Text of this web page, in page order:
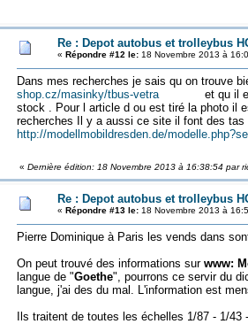
Re : Depot autobus et trolleybus
« Répondre #12 le:18 Novembre 2013 à
Dans mes recherches je sais
shop.cz/masinky/tbus-vetraet qu il est en
stock . Pour l article d ou est tiré la photo il
recherches Il y a aussi ce site il font des
http://modellmobildresden.de/
« Dernière édition: 18 Novembre 2013 à 16:38:54 par
Re : Depot autobus et trolleybus
« Répondre #13 le:18 Novembre 2013 à
Pierre Dominique à Paris les vends dans
On peut trouvé des informations sur www:
langue de "Goethe", pourrons ce servir du
langue, j'ai des du mal. L'information est
Ils traitent de toutes les échelles 1/87 - 1/